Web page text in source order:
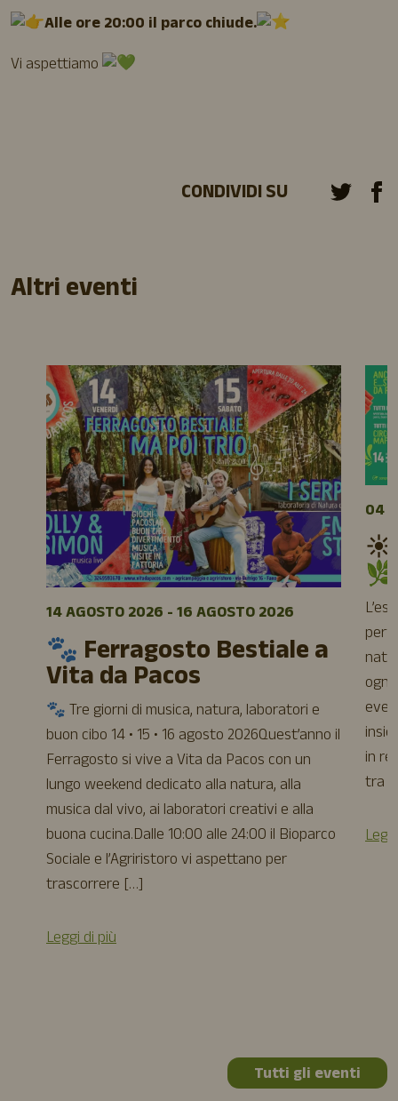
Alle ore 20:00 il parco chiude.
Vi aspettiamo
CONDIVIDI SU
Altri eventi
14 AGOSTO 2026 - 16 AGOSTO 2026
🐾 Ferragosto Bestiale a
Vita da Pacos
🐾 Tre giorni di musica, natura, laboratori e
buon cibo 14 • 15 • 16 agosto 2026Quest’anno il
Ferragosto si vive a Vita da Pacos con un
lungo weekend dedicato alla natura, alla
musica dal vivo, ai laboratori creativi e alla
buona cucina.Dalle 10:00 alle 24:00 il Bioparco
Sociale e l’Agriristoro vi aspettano per
trascorrere […]
Leggi di più
04
☀️
🌿
in
tra
Tutti gli eventi